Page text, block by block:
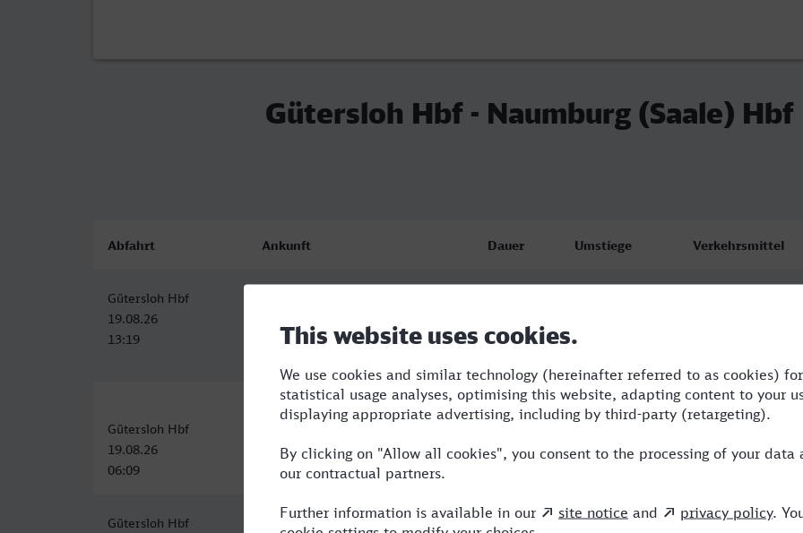
Gütersloh Hbf - Naumburg (Saale) Hbf
Abfahrt Ankunft Dauer Umstiege Verkehrsmittel
Gütersloh Hbf
19.08.26
13:19
Gütersloh Hbf
19.08.26
06:09
19.08.26
13:21
Gütersloh Hbf
Naumburg (Saale) Hbf
7:28 4 ABR,BUS,NX